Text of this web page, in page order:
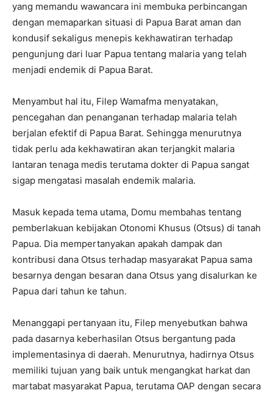
yang memandu wawancara ini membuka perbincangan
dengan memaparkan situasi di Papua Barat aman dan
kondusif sekaligus menepis kekhawatiran terhadap
pengunjung dari luar Papua tentang malaria yang telah
menjadi endemik di Papua Barat.
Menyambut hal itu, Filep Wamafma menyatakan,
pencegahan dan penanganan terhadap malaria telah
berjalan efektif di Papua Barat. Sehingga menurutnya
tidak perlu ada kekhawatiran akan terjangkit malaria
lantaran tenaga medis terutama dokter di Papua sangat
sigap mengatasi masalah endemik malaria.
Masuk kepada tema utama, Domu membahas tentang
pemberlakuan kebijakan Otonomi Khusus (Otsus) di tanah
Papua. Dia mempertanyakan apakah dampak dan
kontribusi dana Otsus terhadap masyarakat Papua sama
besarnya dengan besaran dana Otsus yang disalurkan ke
Papua dari tahun ke tahun.
Menanggapi pertanyaan itu, Filep menyebutkan bahwa
pada dasarnya keberhasilan Otsus bergantung pada
implementasinya di daerah. Menurutnya, hadirnya Otsus
memiliki tujuan yang baik untuk mengangkat harkat dan
martabat masyarakat Papua, terutama OAP dengan secara